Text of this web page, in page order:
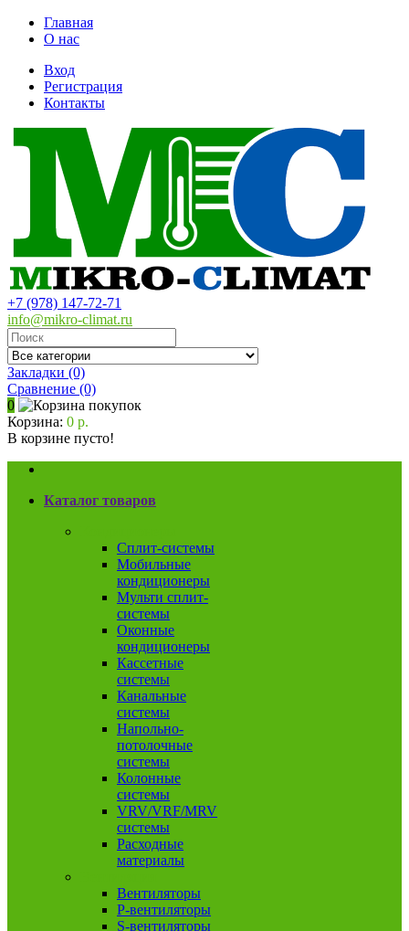
Главная
О нас
Вход
Регистрация
Контакты
+7 (978) 147-72-71
info@mikro-climat.ru
Закладки (0)
Сравнение (0)
0
Корзина: 0 р.
В корзине пусто!
Каталог товаров
Сплит-системы
Мобильные
кондиционеры
Мульти сплит-
системы
Оконные
кондиционеры
Кассетные
системы
Канальные
системы
Напольно-
потолочные
системы
Колонные
системы
VRV/VRF/MRV
системы
Расходные
материалы
Вентиляторы
P-вентиляторы
S-вентиляторы